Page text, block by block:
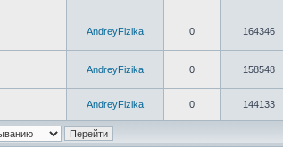
AndreyFizika 0 164346
AndreyFizika 0 158548
AndreyFizika 0 144133